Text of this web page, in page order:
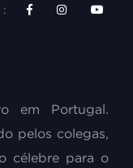
em Portugal.
pelos colegas,
célebre para o